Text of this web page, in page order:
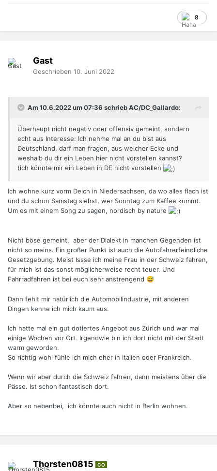
8
Gast
Geschrieben 10. Juni 2022
Am 10.6.2022 um 07:36 schrieb AC/DC_Gallardo:
Überhaupt nicht negativ oder offensiv gemeint, sondern
echt aus Interesse: Ich nehme mal an du bist aus
Deutschland, darf man fragen, aus welcher Ecke und
weshalb du dir ein Leben hier nicht vorstellen kannst?
(ich könnte mir ein Leben in DE nicht vorstellen
Ich wohne kurz vorm Deich in Niedersachsen, da wo alles flach ist
und du schon Samstag siehst, wer Sonntag zum Kaffee kommt.
Um es mit einem Song zu sagen, nordisch by nature
Nicht böse gemeint, aber der Dialekt in manchen Gegenden ist
nicht so meins. Ein großer Punkt ist auch die Autofahrerfeindliche
Gesetzgebung. Meist lssse ich meine Frau in der Schweiz fahren,
für mich ist das sonst möglicherweise recht teuer. Und
Fahrradfahren ist bei euch sehr anstrengend 😅
Dann fehlt mir natürlich die Automobilindustrie, mit anderen
Dingen kenne ich mich kaum aus.
Ich hatte mal ein gut dotiertes Angebot aus Zürich und war mal
einige Wochen vor Ort. Irgendwie bin ich dort nicht mit der Stadt
warm geworden.
So richtig wohl fühle ich mich eher in Italien oder Frankreich.
Wenn wir aber durch die Schweiz fahren, dann meistens über die
Pässe. Ist schon fantastisch dort.
Aber so nebenbei, ich könnte auch nicht in Berlin wohnen.
Thorsten0815 CO